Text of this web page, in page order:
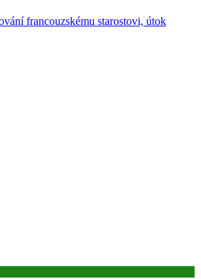
francouzskému starostovi, útok